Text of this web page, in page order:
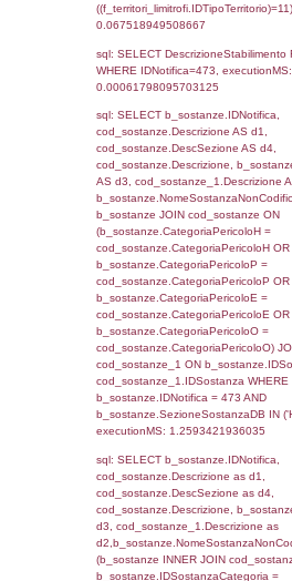
sql: SELECT
JOIN
sql: SELECT
rofi.DescAltro